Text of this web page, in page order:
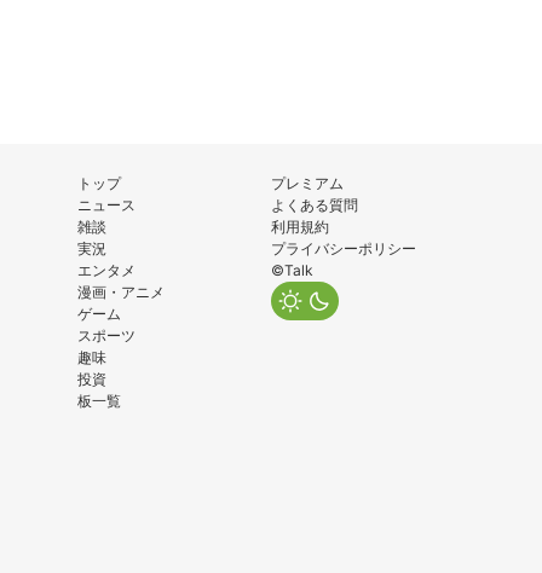
トップ
ニュース
雑談
実況
エンタメ
漫画・アニメ
ゲーム
スポーツ
趣味
投資
板一覧
プレミアム
よくある質問
利用規約
プライバシーポリシー
©Talk